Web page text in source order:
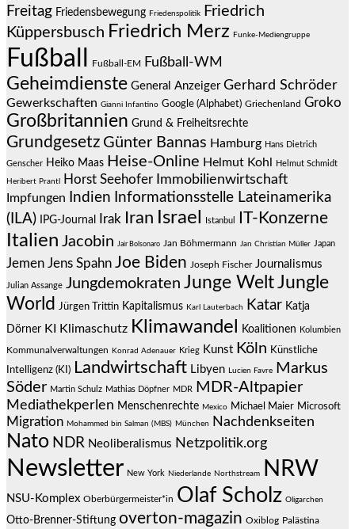
Freitag Friedensbewegung Friedenspolitik
Friedrich
Küppersbusch Friedrich Merz Funke-Mediengruppe
Fußball Fußball-EM Fußball-WM
Geheimdienste General Anzeiger Gerhard Schröder
Gewerkschaften Gianni Infantino Google (Alphabet) Griechenland Groko
Großbritannien Grund & Freiheitsrechte
Grundgesetz Günter Bannas Hamburg Hans Dietrich
Genscher Heiko Maas Heise-Online Helmut Kohl Helmut Schmidt
Heribert Prantl Horst Seehofer Immobilienwirtschaft
Impfungen Indien Informationsstelle Lateinamerika
(ILA)
IPG-Journal Irak Iran Israel Istanbul IT-Konzerne
Italien Jacobin Jair Bolsonaro Jan Böhmermann Jan Christian Müller Japan
Jemen Jens Spahn Joe Biden Joseph Fischer Journalismus
Julian Assange Jungdemokraten Junge WeltJungle
World Jürgen Trittin Kapitalismus Karl Lauterbach Katar Katja
Dörner KI Klimaschutz Klimawandel Koalitionen Kolumbien
Kommunalverwaltungen Konrad Adenauer Krieg Kunst Köln Künstliche
Intelligenz (KI) Landwirtschaft Libyen Lucien Favre
Markus
Söder Martin Schulz Mathias Döpfner MDR MDR-Altpapier
Mediathekperlen Menschenrechte Mexico Michael Maier Microsoft
Migration Mohammed bin Salman (MBS) München Nachdenkseiten
Nato NDR Neoliberalismus Netzpolitik.org
Newsletter New York Niederlande Northstream NRW
NSU-Komplex Oberbürgermeister*in Olaf Scholz Oligarchen
Otto-Brenner-Stiftung overton-magazin Oxiblog Palästina